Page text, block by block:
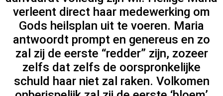
verleent direct haar medewerking om
Gods heilsplan uit te voeren. Maria
antwoordt prompt en genereus en zo
zal zij de eerste “redder” zijn, zozeer
zelfs dat zelfs de oorspronkelijke
schuld haar niet zal raken. Volkomen